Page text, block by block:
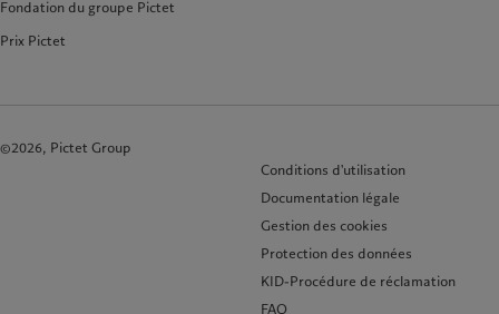
Fondation du groupe Pictet
Prix Pictet
©2026, Pictet Group
Conditions d'utilisation
Documentation légale
Gestion des cookies
Protection des données
KID-Procédure de réclamation
FAQ